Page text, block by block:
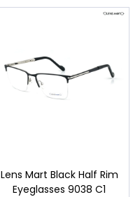
Lens Mart Black Half Rim
Eyeglasses 9038 C1